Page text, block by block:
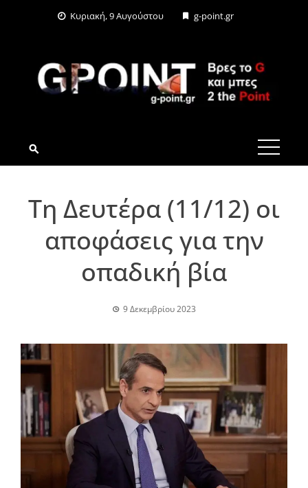
Κυριακή, 9 Αυγούστου g-point.gr
G-POINT.GR
Τη Δευτέρα (11/12) οι
αποφάσεις για την
οπαδική βία
9 Δεκεμβρίου 2023